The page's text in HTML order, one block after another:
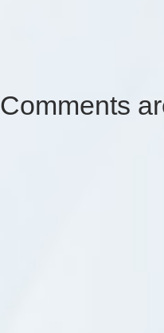
Comments